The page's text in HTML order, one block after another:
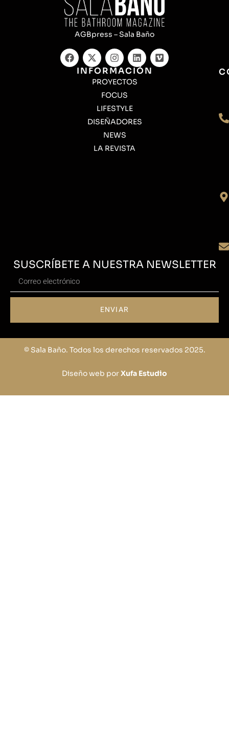
AGBpress – Sala Baño
INFORMACIÓN
PROYECTOS
FOCUS
LIFESTYLE
DISEÑADORES
NEWS
LA REVISTA
SUSCRÍBETE A NUESTRA NEWSLETTER
ENVIAR
© Sala Baño. Todos los derechos reservados 2025.
Diseño web porXufa Estudio